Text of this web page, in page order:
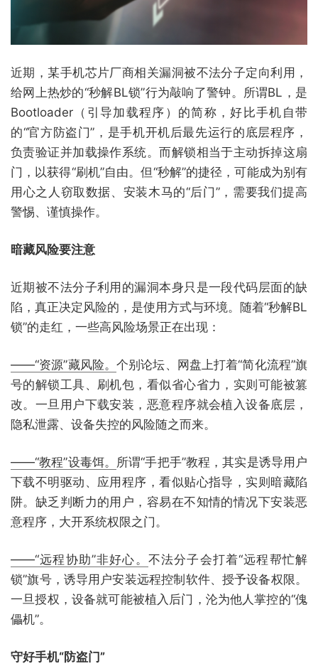
近期，某手机芯片厂商相关漏洞被不法分子定向利用，
给网上热炒的“秒解BL锁”行为敲响了警钟。所谓BL，是
Bootloader（引导加载程序）的简称，好比手机自带
的“官方防盗门”，是手机开机后最先运行的底层程序，
负责验证并加载操作系统。而解锁相当于主动拆掉这扇
门，以获得“刷机”自由。但“秒解”的捷径，可能成为别有
用心之人窃取数据、安装木马的“后门”，需要我们提高
警惕、谨慎操作。
暗藏风险要注意
近期被不法分子利用的漏洞本身只是一段代码层面的缺
陷，真正决定风险的，是使用方式与环境。随着“秒解BL
锁”的走红，一些高风险场景正在出现：
——“资源”藏风险。 个别论坛、网盘上打着“简化流程”旗
号的解锁工具、刷机包，看似省心省力，实则可能被篡
改。一旦用户下载安装，恶意程序就会植入设备底层，
隐私泄露、设备失控的风险随之而来。
——“教程”设毒饵。 所谓“手把手”教程，其实是诱导用户
下载不明驱动、应用程序，看似贴心指导，实则暗藏陷
阱。缺乏判断力的用户，容易在不知情的情况下安装恶
意程序，大开系统权限之门。
——“远程协助”非好心。 不法分子会打着“远程帮忙解
锁”旗号，诱导用户安装远程控制软件、授予设备权限。
一旦授权，设备就可能被植入后门，沦为他人掌控的“傀
儡机”。
守好手机“防盗门”